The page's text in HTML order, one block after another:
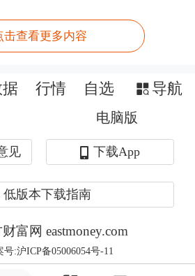
超过400多亿，郭广昌
造了一个庞大的财富帝
的大股东，郭广昌持股
月4日，复星国际股票总
持股复星国际，郭广昌
击查看更多内容
行情 自选 导航
电脑版
见 下载App
低版本下载指南
富网 eastmoney.com
号:沪ICP备05006054号-11